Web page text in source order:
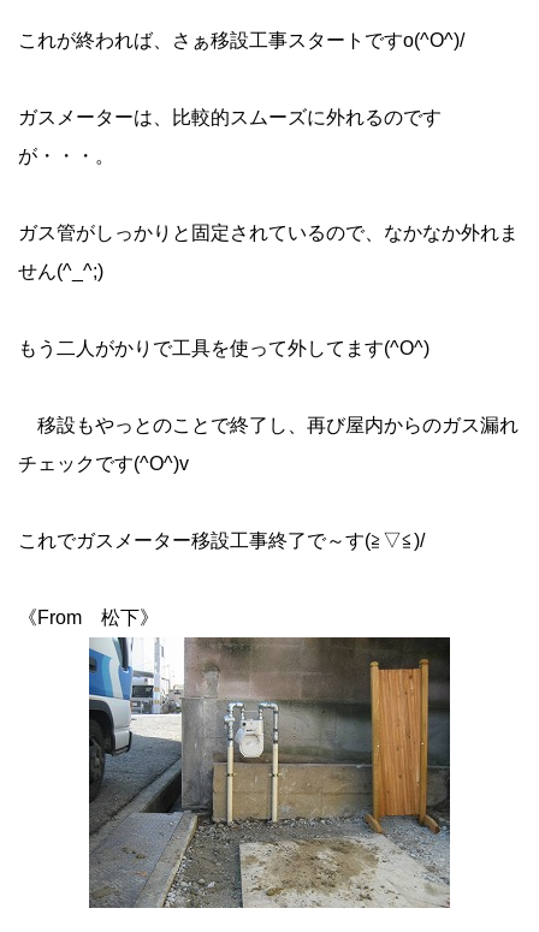
これが終われば、さぁ移設工事スタートですo(^O^)/
ガスメーターは、比較的スムーズに外れるのです
が・・・。
ガス管がしっかりと固定されているので、なかなか外れま
せん(^_^;)
もう二人がかりで工具を使って外してます(^O^)
移設もやっとのことで終了し、再び屋内からのガス漏れ
チェックです(^O^)v
これでガスメーター移設工事終了で～す(≧▽≦)/
《From 松下》